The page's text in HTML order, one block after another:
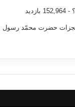
- 152,964 بازدید
حضرت محمّد رسول